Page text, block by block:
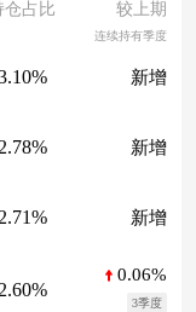
仓占比 较上期
连续持有季度
新增
2.78% 新增
2.71% 新增
2.60%
0.06%
3季度